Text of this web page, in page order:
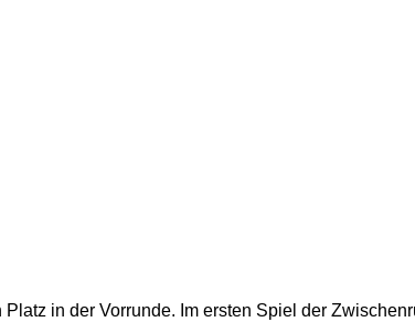
in der Vorrunde. Im ersten Spiel der